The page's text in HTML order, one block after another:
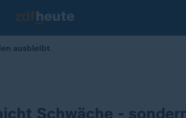
ausbleibt
Schwäche -